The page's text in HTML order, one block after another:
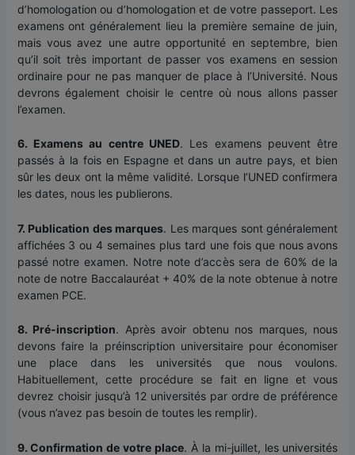
d’homologation ou d’homologation et de votre passeport. Les
examens ont généralement lieu la première semaine de juin,
mais vous avez une autre opportunité en septembre, bien
qu’il soit très important de passer vos examens en session
ordinaire pour ne pas manquer de place à l’Université. Nous
devrons également choisir le centre où nous allons passer
l’examen.
6. Examens au centre UNED. Les examens peuvent être
passés à la fois en Espagne et dans un autre pays, et bien
sûr les deux ont la même validité. Lorsque l’UNED confirmera
les dates, nous les publierons.
7. Publication des marques. Les marques sont généralement
affichées 3 ou 4 semaines plus tard une fois que nous avons
passé notre examen. Notre note d’accès sera de 60% de la
note de notre Baccalauréat + 40% de la note obtenue à notre
examen PCE.
8. Pré-inscription. Après avoir obtenu nos marques, nous
devons faire la préinscription universitaire pour économiser
une place dans les universités que nous voulons.
Habituellement, cette procédure se fait en ligne et vous
devrez choisir jusqu’à 12 universités par ordre de préférence
(vous n’avez pas besoin de toutes les remplir).
9. Confirmation de votre place. À la mi-juillet, les universités